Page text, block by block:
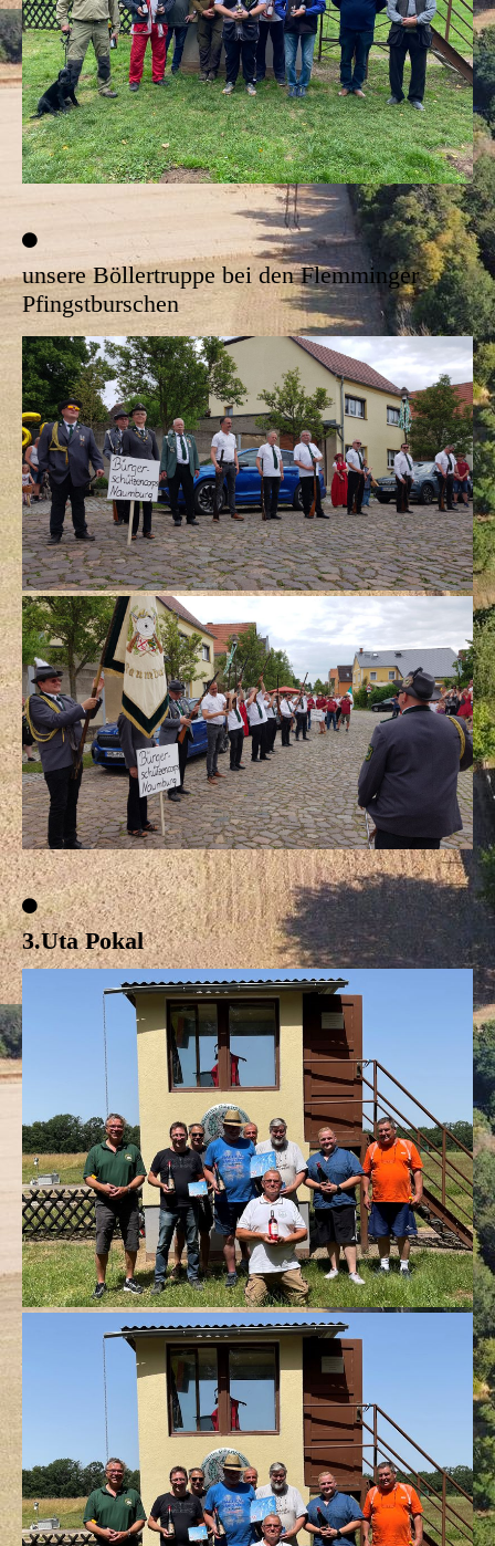
unsere Böllertruppe bei den Flemminger
Pfingstburschen
3.Uta Pokal